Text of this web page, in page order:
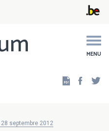
MENU
septembre 2012